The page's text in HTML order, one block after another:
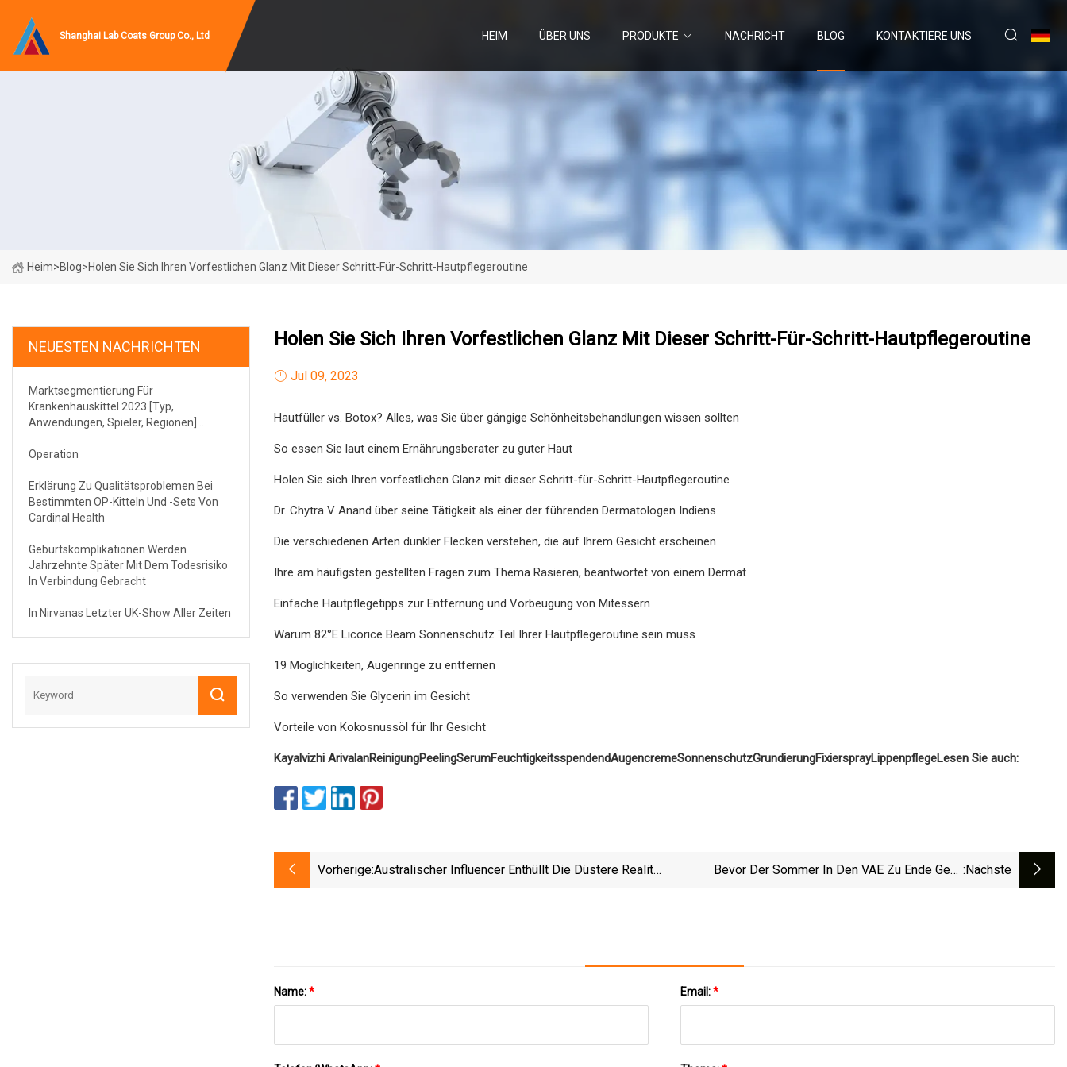
Shanghai Lab Coats Group Co., Ltd HEIM ÜBER UNS PRODUKTE NACHRICHT BLOG KONTAKTIERE UNS
Heim>Blog>Holen Sie Sich Ihren Vorfestlichen Glanz Mit Dieser Schritt-Für-Schritt-Hautpflegeroutine
NEUESTEN NACHRICHTEN
Marktsegmentierung Für
Krankenhauskittel 2023 [Typ,
Anwendungen, Spieler, Regionen]
Operation
Erklärung Zu Qualitätsproblemen Bei
Bestimmten OP-Kitteln Und -Sets Von
Cardinal Health
Geburtskomplikationen Werden
Jahrzehnte Später Mit Dem Todesrisiko
In Verbindung Gebracht
In Nirvanas Letzter UK-Show Aller Zeiten
Holen Sie Sich Ihren Vorfestlichen Glanz Mit Dieser Schritt-Für-Schritt-Hautpflegeroutine
Jul 09, 2023
Hautfüller vs. Botox? Alles, was Sie über gängige Schönheitsbehandlungen wissen sollten
So essen Sie laut einem Ernährungsberater zu guter Haut
Holen Sie sich Ihren vorfestlichen Glanz mit dieser Schritt-für-Schritt-Hautpflegeroutine
Dr. Chytra V Anand über seine Tätigkeit als einer der führenden Dermatologen Indiens
Die verschiedenen Arten dunkler Flecken verstehen, die auf Ihrem Gesicht erscheinen
Ihre am häufigsten gestellten Fragen zum Thema Rasieren, beantwortet von einem Dermat
Einfache Hautpflegetipps zur Entfernung und Vorbeugung von Mitessern
Warum 82°E Licorice Beam Sonnenschutz Teil Ihrer Hautpflegeroutine sein muss
19 Möglichkeiten, Augenringe zu entfernen
So verwenden Sie Glycerin im Gesicht
Vorteile von Kokosnussöl für Ihr Gesicht
Kayalvizhi ArivalanReinigungPeelingSerumFeuchtigkeitsspendendAugencremeSonnenschutzGrundierungFixiersprayLippenpflegeLesen Sie auch:
Vorherige:Australischer Influencer Enthüllt Die Düstere Realität
Bevor Der Sommer In Den VAE Zu Ende Geht, :nächste
Name:* Email:*